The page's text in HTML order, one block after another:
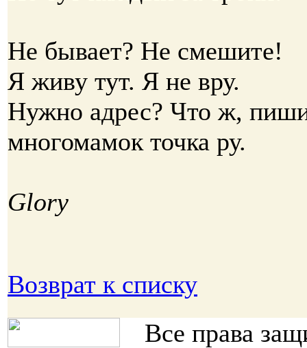
Не бывает? Не смешите!
Я живу тут. Я не вру.
Нужно адрес? Что ж,
многомамок точка ру.
Glory
Возврат к списку
Все права